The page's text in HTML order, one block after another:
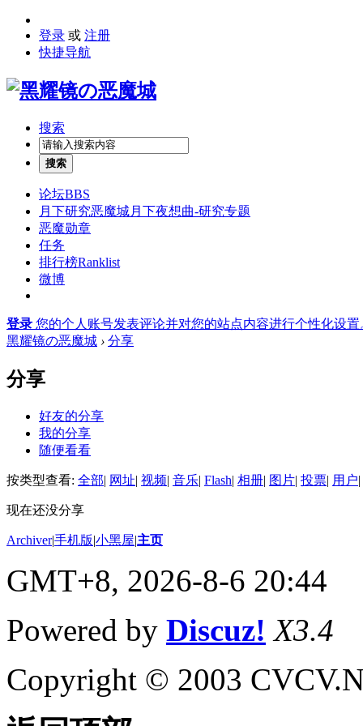
登录 或 注册
快捷导航
搜索
搜索
论坛BBS
月下研究恶魔城月下夜想曲-研究专题
恶魔勋章
任务
排行榜Ranklist
微博
登录 您的个人账号发表评论并对您的站点内容进行个性化设置
黑耀镜の恶魔城 › 分享
分享
好友的分享
我的分享
随便看看
按类型查看: 全部| 网址| 视频| 音乐| Flash| 相册| 图片| 投票| 用户|
现在还没分享
Archiver|手机版|小黑屋|主页
GMT+8, 2026-8-6 20:44
Powered by Discuz! X3.4
Copyright © 2003